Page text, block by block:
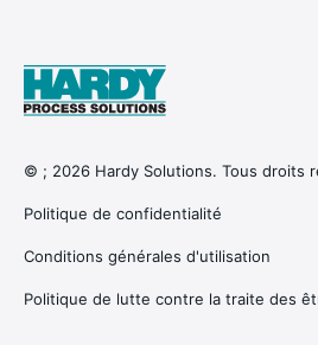
© ; 2026 Hardy Solutions. Tous droits
Politique de confidentialité
Conditions générales d'utilisation
Politique de lutte contre la traite des